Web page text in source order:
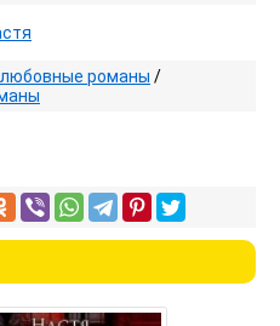
любовные романы /